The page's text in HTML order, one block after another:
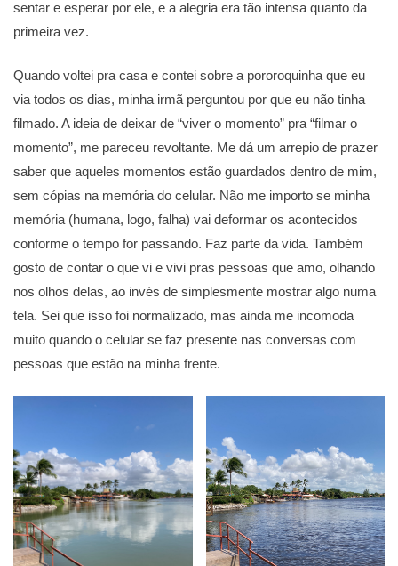
sentar e esperar por ele, e a alegria era tão intensa quanto da
primeira vez.
Quando voltei pra casa e contei sobre a pororoquinha que eu
via todos os dias, minha irmã perguntou por que eu não tinha
filmado. A ideia de deixar de “viver o momento” pra “filmar o
momento”, me pareceu revoltante. Me dá um arrepio de prazer
saber que aqueles momentos estão guardados dentro de mim,
sem cópias na memória do celular. Não me importo se minha
memória (humana, logo, falha) vai deformar os acontecidos
conforme o tempo for passando. Faz parte da vida. Também
gosto de contar o que vi e vivi pras pessoas que amo, olhando
nos olhos delas, ao invés de simplesmente mostrar algo numa
tela. Sei que isso foi normalizado, mas ainda me incomoda
muito quando o celular se faz presente nas conversas com
pessoas que estão na minha frente.